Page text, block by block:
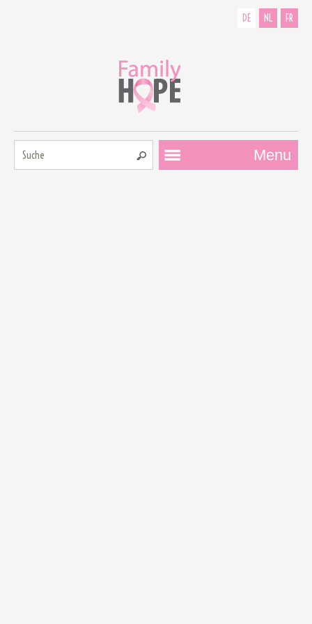
DE NL FR
Menu